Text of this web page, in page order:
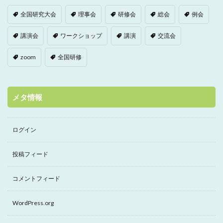
全国研究大会 理事会 研修会 総会 例会
講演会 ワークショップ 講演 交流会
zoom 全国研修
メタ情報
ログイン
投稿フィード
コメントフィード
WordPress.org